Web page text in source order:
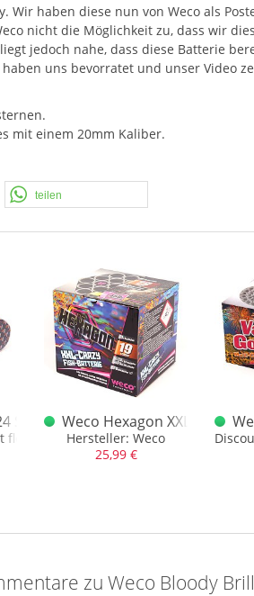
haben diese nun von Weco als
nicht die Möglichkeit zu, dass wir
jedoch nahe, dass diese Batterie
uns bevorratet und unser Video
mit einem 20mm Kaliber.
teilen
Schuss Batterie
Tempo und vers. Effekten
Weco Hexagon XXL 19
Hersteller: Weco
25,99 €
zu Weco Bloody